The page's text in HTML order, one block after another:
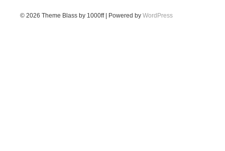
© 2026 Theme Blass by 1000ff | Powered by WordPress